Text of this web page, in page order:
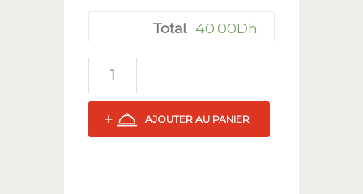
Total 40.00Dh
AJOUTER AU PANIER